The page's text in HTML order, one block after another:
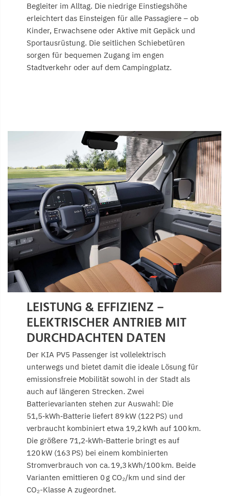
Begleiter im Alltag. Die niedrige Einstiegshöhe
erleichtert das Einsteigen für alle Passagiere – ob
Kinder, Erwachsene oder Aktive mit Gepäck und
Sportausrüstung. Die seitlichen Schiebetüren
sorgen für bequemen Zugang im engen
Stadtverkehr oder auf dem Campingplatz.
LEISTUNG & EFFIZIENZ –
ELEKTRISCHER ANTRIEB MIT
DURCHDACHTEN DATEN
Der KIA PV5 Passenger ist vollelektrisch
unterwegs und bietet damit die ideale Lösung für
emissionsfreie Mobilität sowohl in der Stadt als
auch auf längeren Strecken. Zwei
Batterievarianten stehen zur Auswahl: Die
51,5‑kWh‑Batterie liefert 89 kW (122 PS) und
verbraucht kombiniert etwa 19,2 kWh auf 100 km.
Die größere 71,2‑kWh‑Batterie bringt es auf
120 kW (163 PS) bei einem kombinierten
Stromverbrauch von ca. 19,3 kWh/100 km. Beide
Varianten emittieren 0 g CO₂/km und sind der
CO₂-Klasse A zugeordnet.